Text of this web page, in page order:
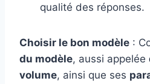
qualité des réponses.
Choisir le bon modèle :
du modèle, aussi appelée
volume, ainsi que ses